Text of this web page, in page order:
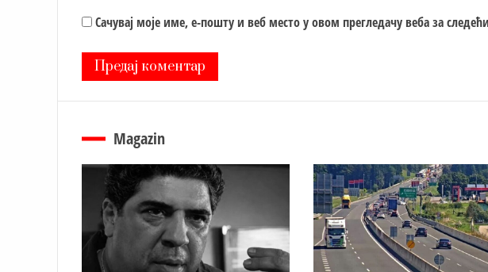
Сачувај моје име, е-пошту и веб место у овом прегледачу веба за
Magazin